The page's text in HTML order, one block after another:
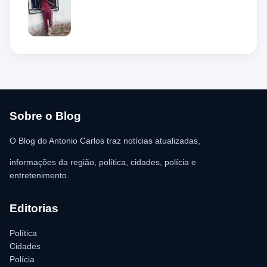
de 36 anos, teria tentado invadir um estabelecimento comercial,
mas acabou ficando preso na grade do imóvel. Ao chegar ao
local, a guarnição encontrou o homem deitado no chão,
aparentando estar desacordado. De acordo com a vítima,
chegada dos policiais. O Serviço de Atendimento Móvel de
para as providências legais.
Sobre o Blog
O Blog do Antonio Carlos traz notícias atualizadas,
informações da região, política, cidades, polícia e
entretenimento.
Editorias
Política
Cidades
Polícia